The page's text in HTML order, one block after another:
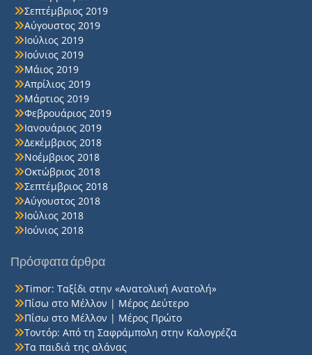
Σεπτέμβριος 2019
Αύγουστος 2019
Ιούλιος 2019
Ιούνιος 2019
Μάιος 2019
Απρίλιος 2019
Μάρτιος 2019
Φεβρουάριος 2019
Ιανουάριος 2019
Δεκέμβριος 2018
Νοέμβριος 2018
Οκτώβριος 2018
Σεπτέμβριος 2018
Αύγουστος 2018
Ιούλιος 2018
Ιούνιος 2018
Πρόσφατα άρθρα
Timor: Ταξίδι στην «Ανατολική Ανατολή»
Πίσω στο Μέλλον | Μέρος Δεύτερο
Πίσω στο Μέλλον | Μέρος Πρώτο
Τοντόρ: Από τη Σαφράμπολη στην Καλογρέζα
Τα παιδιά της αλάνας